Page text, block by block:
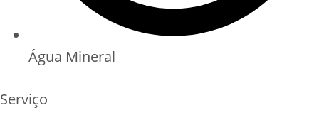
Água Mineral
Serviço